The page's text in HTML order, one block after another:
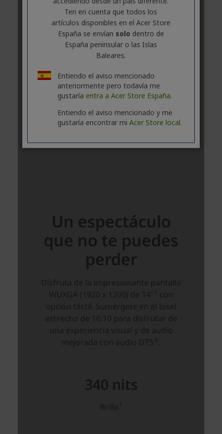
Ten en cuenta que todos los
artículos disponibles en el Acer Store
España se envían solo dentro de
España peninsular o las Islas
Baleares.
Entiendo el aviso mencionado
anteriormente pero todavía me
gustaría entra a Acer Store España.
Entiendo el aviso mencionado y me
gustaría encontrar mi Acer Store local.